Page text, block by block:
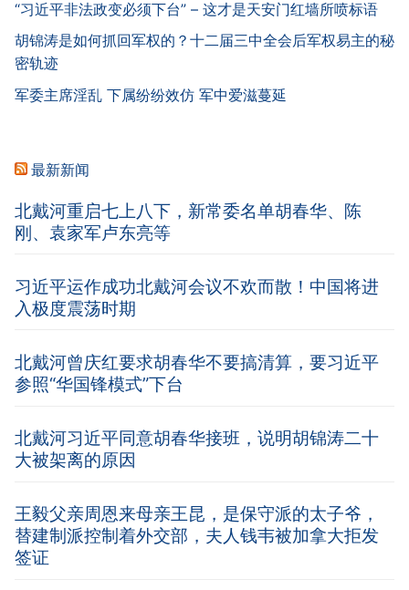
“习近平非法政变必须下台” – 这才是天安门红墙所喷标语
胡锦涛是如何抓回军权的？十二届三中全会后军权易主的秘
密轨迹
军委主席淫乱 下属纷纷效仿 军中爱滋蔓延
最新新闻
北戴河重启七上八下，新常委名单胡春华、陈
刚、袁家军卢东亮等
习近平运作成功北戴河会议不欢而散！中国将进
入极度震荡时期
北戴河曾庆红要求胡春华不要搞清算，要习近平
参照“华国锋模式”下台
北戴河习近平同意胡春华接班，说明胡锦涛二十
大被架离的原因
王毅父亲周恩来母亲王昆，是保守派的太子爷，
替建制派控制着外交部，夫人钱韦被加拿大拒发
签证